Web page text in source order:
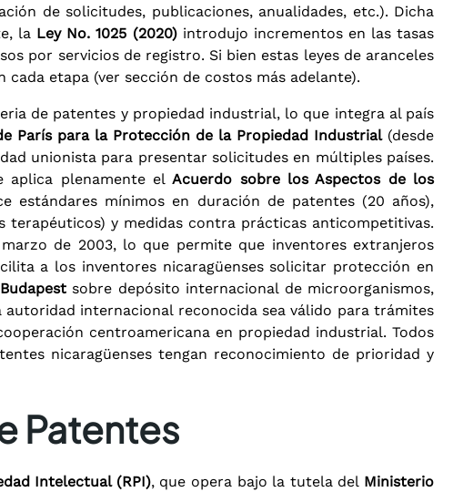
de solicitudes, publicaciones, anualidades, etc.). Dicha
la Ley No. 1025 (2020)introdujo incrementos en las tasas
por servicios de registro. Si bien estas leyes de aranceles
etapa (ver sección de costos más adelante).
de patentes y propiedad industrial, lo que integra al país
París para la Protección de la Propiedad Industrial(desde
unionista para presentar solicitudes en múltiples países.
aplica plenamente elAcuerdo sobre los Aspectos de los
estándares mínimos en duración de patentes (20 años),
terapéuticos) y medidas contra prácticas anticompetitivas.
de 2003, lo que permite que inventores extranjeros
a los inventores nicaragüenses solicitar protección en
sobre depósito internacional de microorganismos,
internacional reconocida sea válido para trámites
centroamericana en propiedad industrial. Todos
nicaragüenses tengan reconocimiento de prioridad y
Patentes
Intelectual (RPI), que opera bajo la tutela del Ministerio